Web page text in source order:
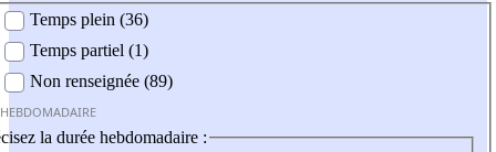
Temps plein (36)
Temps partiel (1)
Non renseignée (89)
la durée hebdomadaire :